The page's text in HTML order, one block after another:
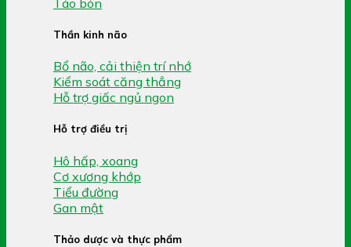
Thần kinh não
Bổ não, cải thiện trí nhớ
Kiểm soát căng thẳng
Hỗ trợ giấc ngủ ngon
Hỗ trợ điều trị
Hô hấp, xoang
Cơ xương khớp
Tiểu đường
Gan mật
Thảo dược và thực phẩm